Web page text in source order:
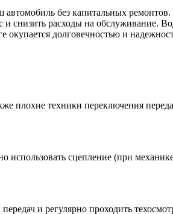
без капитальных
и снизить расходы на обслуживание.
окупается долговечностью и
плохие техники переключения
использовать сцепление (при
и регулярно проходить